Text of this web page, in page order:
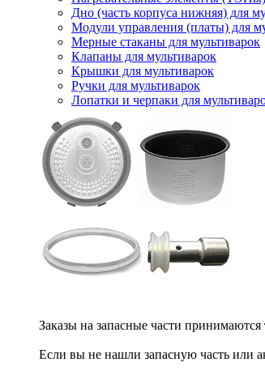
Дно (часть корпуса нижняя) для
Модули управления (платы) для
Мерные стаканы для мультиварок
Клапаны для мультиварок
Крышки для мультиварок
Ручки для мультиварок
Лопатки и черпаки для
Заказы на запасные части принимаются
Если вы не нашли запасную часть или